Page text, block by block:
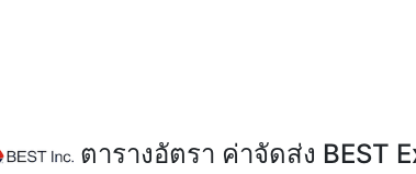
ตารางอัตรา ค่าจัดส่ง BEST